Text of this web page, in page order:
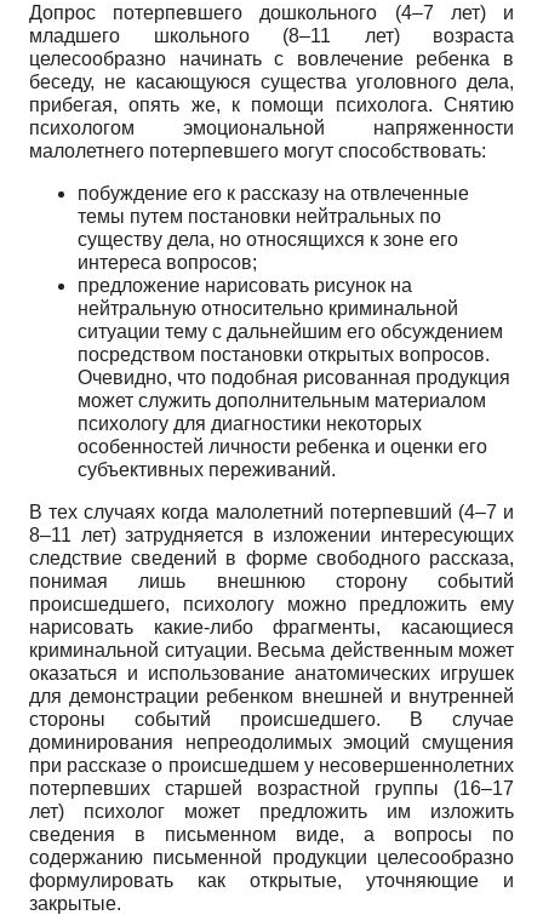
Допрос потерпевшего дошкольного (4–7 лет) и
младшего школьного (8–11 лет) возраста
целесообразно начинать с вовлечение ребенка в
беседу, не касающуюся существа уголовного дела,
прибегая, опять же, к помощи психолога. Снятию
психологом эмоциональной напряженности
малолетнего потерпевшего могут способствовать:
побуждение его к рассказу на отвлеченные
темы путем постановки нейтральных по
существу дела, но относящихся к зоне его
интереса вопросов;
предложение нарисовать рисунок на
нейтральную относительно криминальной
ситуации тему с дальнейшим его обсуждением
посредством постановки открытых вопросов.
Очевидно, что подобная рисованная продукция
может служить дополнительным материалом
психологу для диагностики некоторых
особенностей личности ребенка и оценки его
субъективных переживаний.
В тех случаях когда малолетний потерпевший (4–7 и
8–11 лет) затрудняется в изложении интересующих
следствие сведений в форме свободного рассказа,
понимая лишь внешнюю сторону событий
происшедшего, психологу можно предложить ему
нарисовать какие-либо фрагменты, касающиеся
криминальной ситуации. Весьма действенным может
оказаться и использование анатомических игрушек
для демонстрации ребенком внешней и внутренней
стороны событий происшедшего. В случае
доминирования непреодолимых эмоций смущения
при рассказе о происшедшем у несовершеннолетних
потерпевших старшей возрастной группы (16–17
лет) психолог может предложить им изложить
сведения в письменном виде, а вопросы по
содержанию письменной продукции целесообразно
формулировать как открытые, уточняющие и
закрытые.